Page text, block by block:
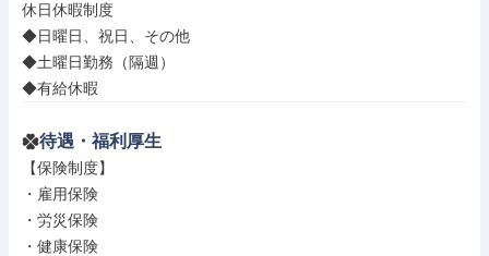
休日休暇制度
◆日曜日、祝日、その他
◆土曜日勤務（隔週）
◆有給休暇
待遇・福利厚生
【保険制度】
・雇用保険
・労災保険
・健康保険